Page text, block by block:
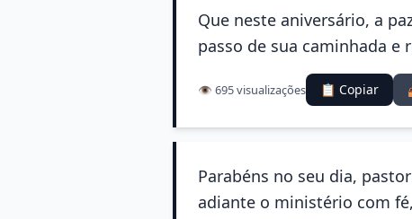
Que neste aniversário, a
passo de sua caminhada e
👁️ 695 visualizações 📋 Copiar
Parabéns no seu dia,
adiante o ministério com